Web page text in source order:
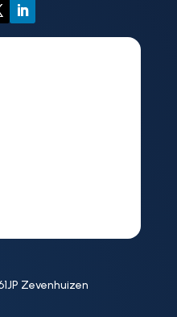
Zevenhuizen